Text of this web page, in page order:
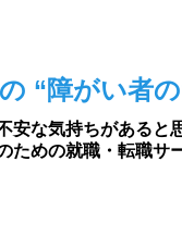
“障がい者
な気持ちがあると
めの就職・転職